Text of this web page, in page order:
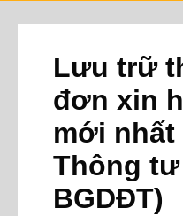
Lưu trữ
đơn xin
mới nhất
Thông tư
BGDĐT)